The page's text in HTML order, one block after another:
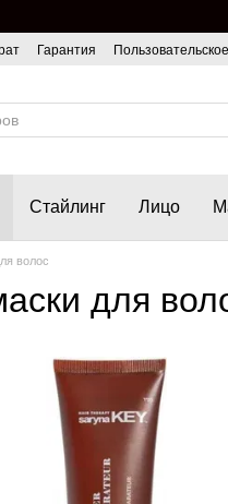
Гарантия
Стайлинг Лицо
волос
для